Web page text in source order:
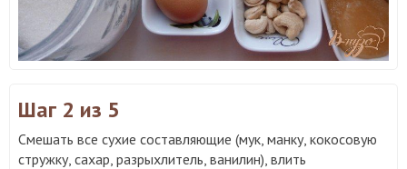
Шаг 2 из 5
Смешать все сухие составляющие (мук, манку, кокосовую
стружку, сахар, разрыхлитель, ванилин), влить